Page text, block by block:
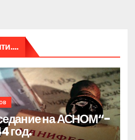
на АСНОМ“-
год.